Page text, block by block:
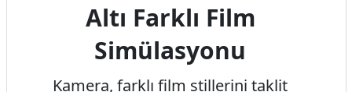
Altı Farklı Film
Simülasyonu
Kamera, farklı film stillerini taklit